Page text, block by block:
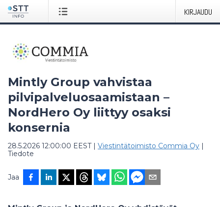
KIRJAUDU
Mintly Group vahvistaa
pilvipalveluosaamistaan –
NordHero Oy liittyy osaksi
konsernia
28.5.2026 12:00:00 EEST| Viestintätoimisto Commia Oy |
Tiedote
Jaa